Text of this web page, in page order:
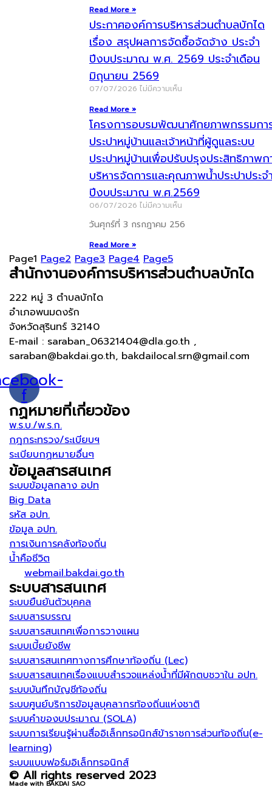
Read More »
ประกาศองค์การบริหารส่วนตำบลบักได
เรื่อง สรุปผลการจัดซื้อจัดจ้าง ประจำ
ปีงบประมาณ พ.ศ. 2569 ประจำเดือน
มิถุนายน 2569
07/07/2026 ไม่มีความเห็น
Read More »
โครงการอบรมพัฒนาศักยภาพกรรมกา
ประปาหมู่บ้านและเจ้าหน้าที่ผู้ดูแลระบบ
ประปาหมู่บ้านเพื่อปรับปรุงประสิทธิภาพก
บริหารจัดการและคุณภาพน้ำประปาประจ
ปีงบประมาณ พ.ศ.2569
06/07/2026 ไม่มีความเห็น
วันศุกร์ที่ 3 กรกฎาคม 256
Read More »
Page1 Page2 Page3 Page4 Page5
สำนักงานองค์การบริหารส่วนตำบลบักได
222 หมู่ 3 ตำบลบักได
อำเภอพนมดงรัก
จังหวัดสุรินทร์ 32140
E-mail : saraban_06321404@dla.go.th ,
saraban@bakdai.go.th, bakdailocal.srn@gmail.com
f
กฏหมายที่เกี่ยวข้อง
พ.ร.บ./พ.ร.ก.
กฎกระทรวง/ระเบียบฯ
ระเบียบกฏหมายอื่นๆ
ข้อมูลสารสนเทศ
ระบบข้อมูลกลาง อปท
Big Data
รหัส อปท.
ข้อมูล อปท.
การเงินการคลังท้องถิ่น
น้ำคือชีวิต
webmail.bakdai.go.th
ระบบสารสนเทศ
ระบบยืนยันตัวบุคคล
ระบบสารบรรณ
ระบบสารสนเทศเพื่อการวางแผน
ระบบเบี้ยยังชีพ
ระบบสารสนเทศทางการศึกษาท้องถิ่น (Lec)
ระบบสารสนเทศเรื่องแบบสำรวจแหล่งน้ำที่มีผักตบชวาใน อปท.
ระบบบันทึกบัญชีท้องถิ่น
ระบบศูนย์บริการข้อมูลบุคลากรท้องถิ่นแห่งชาติ
ระบบคำของบประมาณ (SOLA)
ระบบการเรียนรู้ผ่านสื่ออิเล็กทรอนิกส์ข้าราชการส่วนท้องถิ่น(e-
learning)
ระบบแบบฟอร์มอิเล็กทรอนิกส์
© All rights reserved 2023
Made with BAKDAI SAO